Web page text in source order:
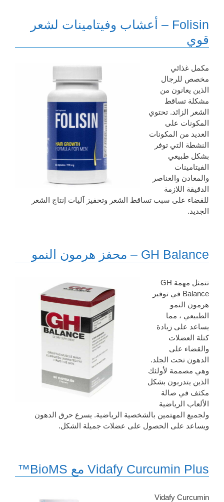
Folisin – أعشاب وفيتامينات لشعر
قوي
مكمل غذائي
مخصص للرجال
الذين يعانون من
مشكلة تساقط
الشعر الزائد. تحتوي
المكونات على
العديد من المكونات
النشطة التي توفر
بشكل طبيعي
الفيتامينات
والمعادن والعناصر
الدقيقة اللازمة
للقضاء على سبب تساقط الشعر وتحفيز آليات إنتاج الشعر
الجديد.
GH Balance – محفز هرمون النمو
تتمثل مهمة GH
Balance في توفير
هرمون النمو
الطبيعي ، مما
يساعد على زيادة
كتلة العضلات
والقضاء على
الدهون تحت الجلد.
وهي مصممة لأولئك
الذين يتدربون بشكل
مكثف في صالة
الألعاب الرياضية
ولجميع المهتمين بالشخصية الرياضية. يسرع حرق الدهون
ويساعد على الحصول على عضلات جميلة الشكل.
Vidafy Curcumin Plus مع BioMS™
Vidafy Curcumin